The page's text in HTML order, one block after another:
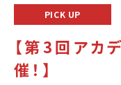
PICK UP
【第3回アカ
催！】